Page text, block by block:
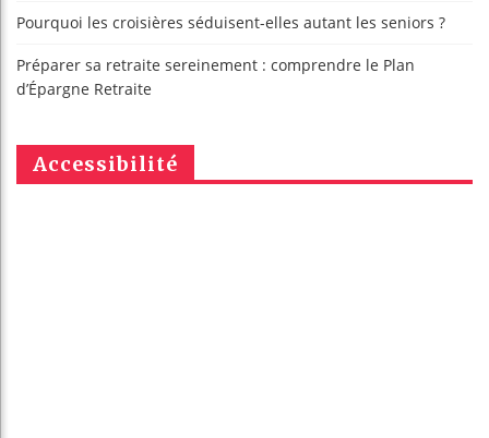
Pourquoi les croisières séduisent-elles autant les seniors ?
Préparer sa retraite sereinement : comprendre le Plan
d’Épargne Retraite
Accessibilité